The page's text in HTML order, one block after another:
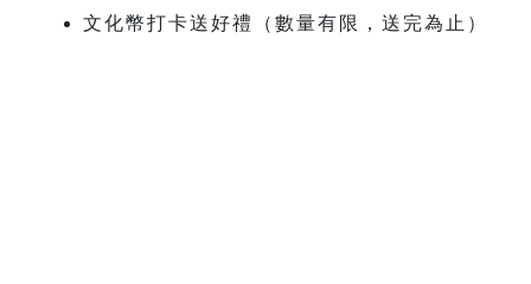
文化幣打卡送好禮 （數量有限，送完為止）